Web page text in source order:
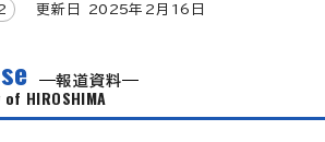
更新日 2025年2月 16 日
報道資料
HIROSHIMA